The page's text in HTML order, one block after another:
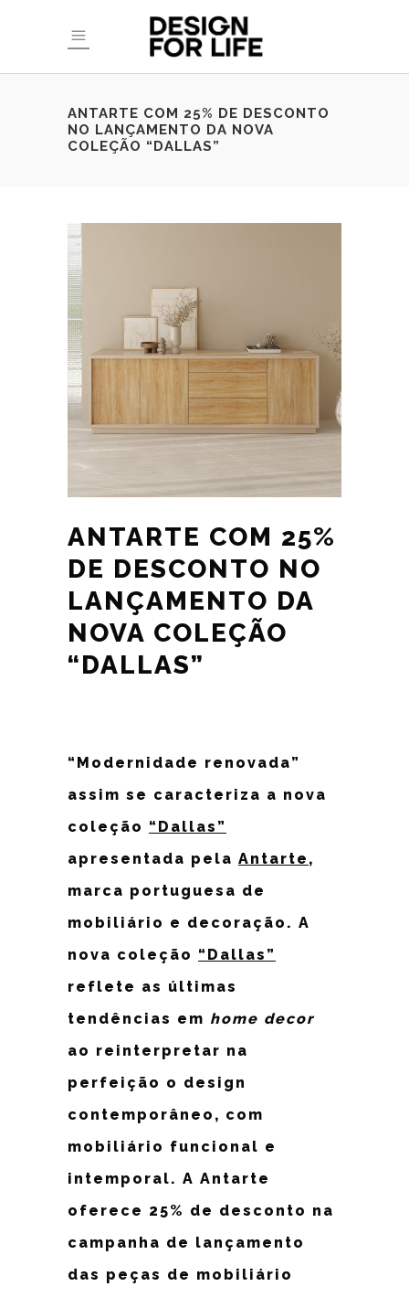
ANTARTE COM 25% DE DESCONTO
NO LANÇAMENTO DA NOVA
COLEÇÃO “DALLAS”
ANTARTE COM 25%
DE DESCONTO NO
LANÇAMENTO DA
NOVA COLEÇÃO
“DALLAS”
“Modernidade renovada”
assim se caracteriza a nova
coleção “Dallas”
apresentada pela Antarte ,
marca portuguesa de
mobiliário e decoração. A
nova coleção “Dallas”
reflete as últimas
tendências em home decor
ao reinterpretar na
perfeição o design
contemporâneo, com
mobiliário funcional e
intemporal. A Antarte
oferece 25% de desconto na
campanha de lançamento
das peças de mobiliário